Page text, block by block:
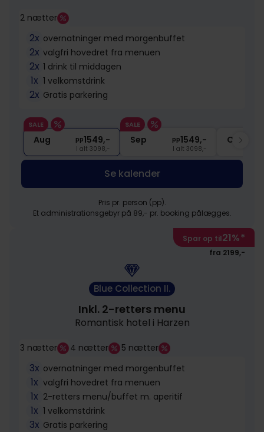
2 nætter
2x overnatninger med morgenbuffet
2x valgfri hovedret fra menuen
2x 1 drink til middagen
1x 1 velkomstdrink
2x Gratis parkering
SALE
Aug pp1549,-
I alt 3098,-
SALE
Sep pp1549,-
I alt 3098,-
Okt
Se kalender
Pris pr. person (pp).
Et administrationsgebyr på 89,- pr. booking pålægges.
Spar op til21%*
fra 2199,-
Blue Collection II.
Inkl. 2-retters menu
Romantisk hotel i Harzen
3 nætter 4 nætter 5 nætter
3x overnatninger med morgenbuffet
1x valgfri hovedret fra menuen
1x 2-retters menu/buffet m. aperitif
1x 1 velkomstdrink
3x Gratis parkering